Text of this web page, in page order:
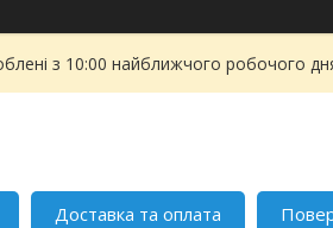
з 10:00 найближчого робочого
Доставка та оплата